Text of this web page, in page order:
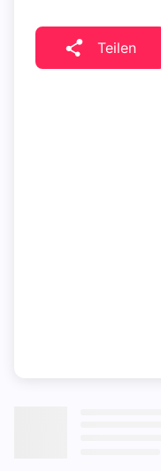
Teilen